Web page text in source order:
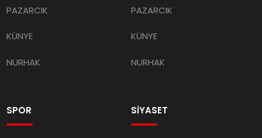
PAZARCIK
KÜNYE
NURHAK
PAZARCIK
KÜNYE
NURHAK
SPOR SİYASET